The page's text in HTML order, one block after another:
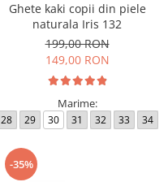
Ghete kaki copii din piele
naturala Iris 132
199,00 RON
149,00 RON
Marime:
28 29 30 31 32 33 34
-35%